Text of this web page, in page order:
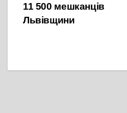
11 500 мешканців
Львівщини